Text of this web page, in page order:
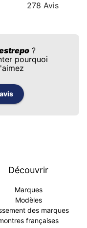
278 Avis
?
pourquoi
Découvrir
Marques
Modèles
des marques
françaises